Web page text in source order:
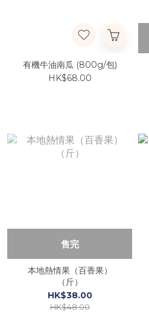
有機牛油南瓜 (800g/包)
HK$68.00
售完
本地熱情果（百香果）
（斤）
HK$38.00
HK$48.00